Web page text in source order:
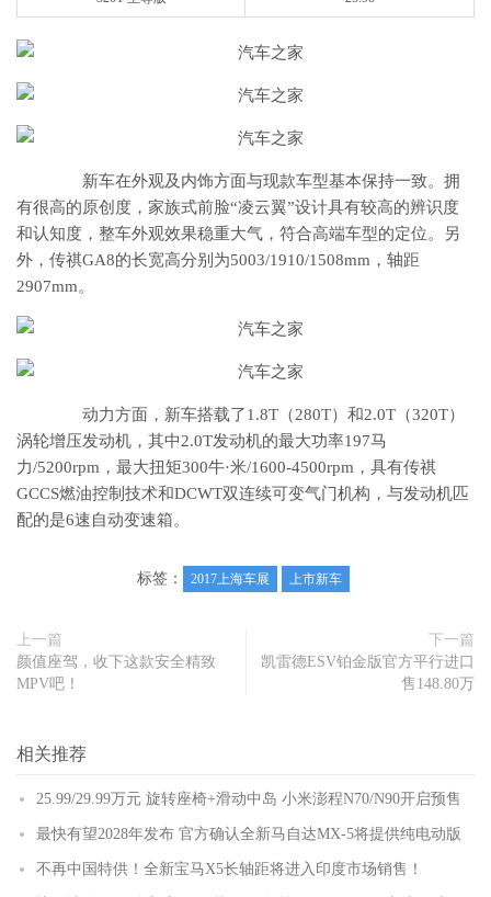
新车在外观及内饰方面与现款车型基本保持一致。拥
有很高的原创度，家族式前脸“凌云翼”设计具有较高的辨识度
和认知度，整车外观效果稳重大气，符合高端车型的定位。另
外，传祺GA8的长宽高分别为5003/1910/1508mm，轴距
2907mm。
动力方面，新车搭载了1.8T（280T）和2.0T（320T）
涡轮增压发动机，其中2.0T发动机的最大功率197马
力/5200rpm，最大扭矩300牛·米/1600-4500rpm，具有传祺
GCCS燃油控制技术和DCWT双连续可变气门机构，与发动机匹
配的是6速自动变速箱。
标签： 2017上海车展 上市新车
上一篇
颜值座驾，收下这款安全精致
MPV吧！
下一篇
凯雷德ESV铂金版官方平行进口
售148.80万
相关推荐
25.99/29.99万元 旋转座椅+滑动中岛 小米澎程N70/N90开启预售
最快有望2028年发布 官方确认全新马自达MX-5将提供纯电动版
不再中国特供！全新宝马X5长轴距将进入印度市场销售！